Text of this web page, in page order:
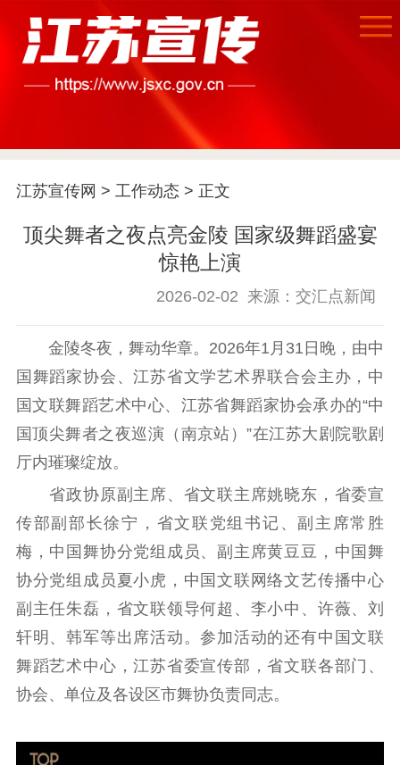
江苏宣传网 > 工作动态 > 正文
顶尖舞者之夜点亮金陵 国家级舞蹈盛宴
惊艳上演
2026-02-02 来源：交汇点新闻
金陵冬夜，舞动华章。2026年1月31日晚，由中
国舞蹈家协会、江苏省文学艺术界联合会主办，中
国文联舞蹈艺术中心、江苏省舞蹈家协会承办的“中
国顶尖舞者之夜巡演（南京站）”在江苏大剧院歌剧
厅内璀璨绽放。
省政协原副主席、省文联主席姚晓东，省委宣
传部副部长徐宁，省文联党组书记、副主席常胜
梅，中国舞协分党组成员、副主席黄豆豆，中国舞
协分党组成员夏小虎，中国文联网络文艺传播中心
副主任朱磊，省文联领导何超、李小中、许薇、刘
轩明、韩军等出席活动。参加活动的还有中国文联
舞蹈艺术中心，江苏省委宣传部，省文联各部门、
协会、单位及各设区市舞协负责同志。